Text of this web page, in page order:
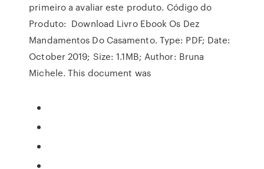
primeiro a avaliar este produto. Código do
Produto: Download Livro Ebook Os Dez
Mandamentos Do Casamento. Type: PDF; Date:
October 2019; Size: 1.1MB; Author: Bruna
Michele. This document was